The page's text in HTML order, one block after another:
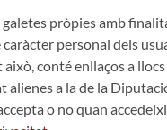
pròpies amb
personal dels
conté enllaços a
a la de la
o no quan